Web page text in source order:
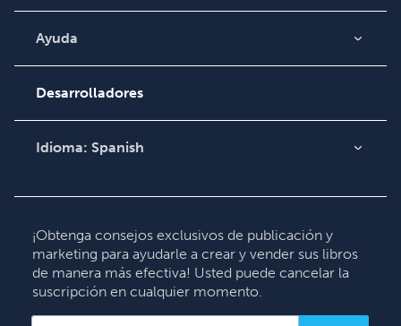
Blog
Video
Podcast
Ayuda
Búsqueda de pedidos
Base de conocimientos
Comuníquese con
Desarrolladores
Idioma: Spanish
Deutsch
Français
Italiano
Español
¡Obtenga consejos exclusivos de publicación y
marketing para ayudarle a crear y vender sus libros
de manera más efectiva! Usted puede cancelar la
suscripción en cualquier momento.